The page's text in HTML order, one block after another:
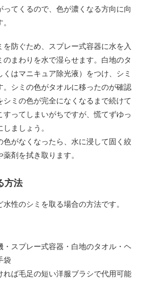
ってくるので、色が濃くなる方向に向
を防ぐため、スプレー式容器に水を入
のまわりを水で湿らせます。白地のタ
はマニキュア除光液）をつけ、シミ
。シミの色がタオルに移ったのが確認
シミの色が完全になくなるまで続けて
すってしまいがちですが、慌てずゆっ
ましょう。
色がなくなったら、水に浸して固く絞
剤を拭き取ります。
方法
性のシミを取る場合の方法です。
・スプレー式容器・白地のタオル・ヘ
袋
ば毛足の短い洋服ブラシで代用可能